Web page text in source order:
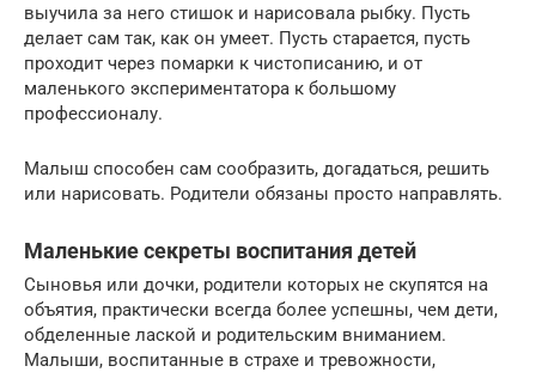
выучила за него стишок и нарисовала рыбку. Пусть
делает сам так, как он умеет. Пусть старается, пусть
проходит через помарки к чистописанию, и от
маленького экспериментатора к большому
профессионалу.
Малыш способен сам сообразить, догадаться, решить
или нарисовать. Родители обязаны просто направлять.
Маленькие секреты воспитания детей
Сыновья или дочки, родители которых не скупятся на
объятия, практически всегда более успешны, чем дети,
обделенные лаской и родительским вниманием.
Малыши, воспитанные в страхе и тревожности,